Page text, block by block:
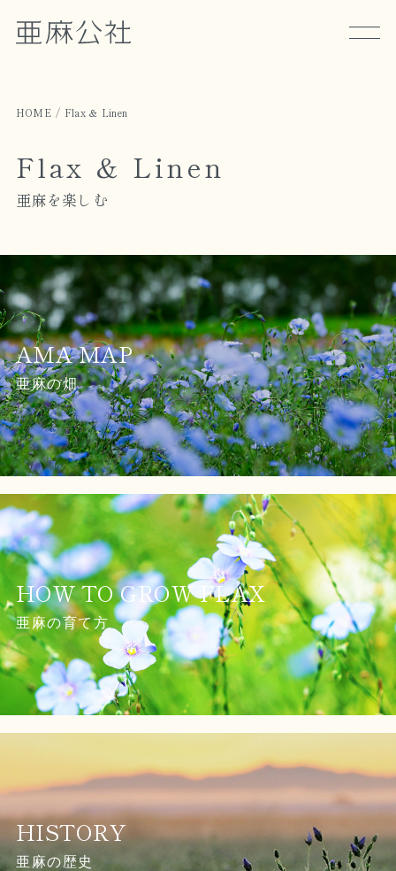
HOME Flax ＆ Linen
Flax ＆ Linen
亜麻を楽しむ
AMA MAP
亜麻の畑
HOW TO GROW FLAX
亜麻の育て方
HISTORY
亜麻の歴史